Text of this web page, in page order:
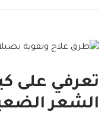
تعرفي على
الشعر